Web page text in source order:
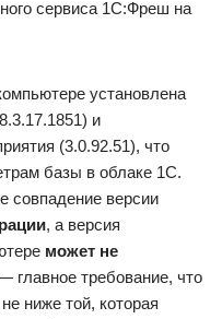
установлена
и
(3.0.92.51), что
базы в облаке 1С.
совпадение версии
, а версия
может не
главное требование, что
ниже той, которая